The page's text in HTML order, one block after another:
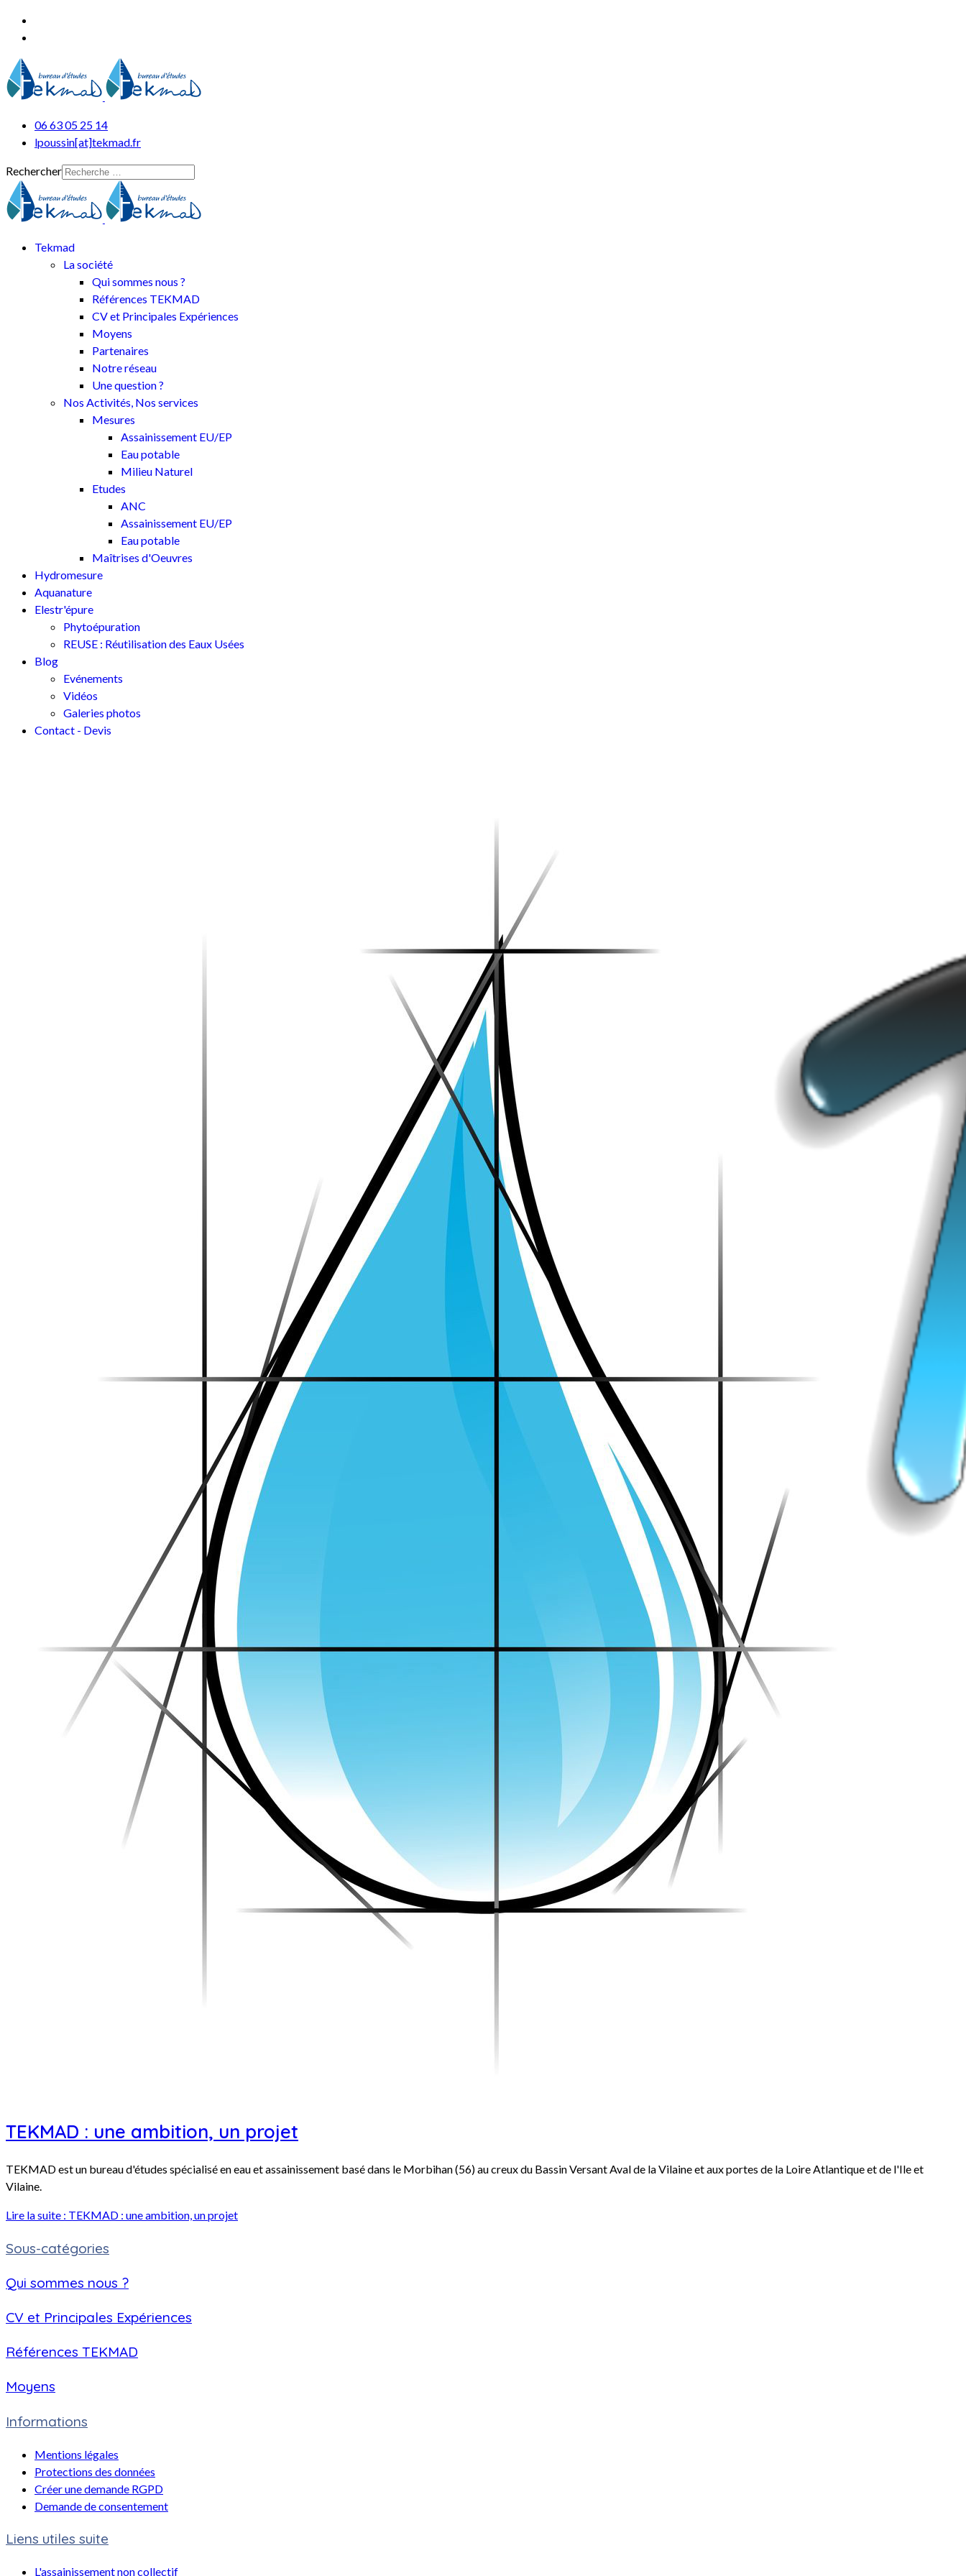
06 63 05 25 14
lpoussin[at]tekmad.fr
Rechercher
Tekmad
La société
Qui sommes nous ?
Références TEKMAD
CV et Principales Expériences
Moyens
Partenaires
Notre réseau
Une question ?
Nos Activités, Nos services
Mesures
Assainissement EU/EP
Eau potable
Milieu Naturel
Etudes
ANC
Assainissement EU/EP
Eau potable
Maîtrises d'Oeuvres
Hydromesure
Aquanature
Elestr'épure
Phytoépuration
REUSE : Réutilisation des Eaux Usées
Blog
Evénements
Vidéos
Galeries photos
Contact - Devis
TEKMAD : une ambition, un projet
TEKMAD est un bureau d'études spécialisé en eau et assainissement basé dans le Morbihan (56) au creux du Bassin Versant Aval de la Vilaine et aux portes de la Loire Atlantique et de l'Ile et
Vilaine.
Lire la suite : TEKMAD : une ambition, un projet
Sous-catégories
Qui sommes nous ?
CV et Principales Expériences
Références TEKMAD
Moyens
Informations
Mentions légales
Protections des données
Créer une demande RGPD
Demande de consentement
Liens utiles suite
L'assainissement non collectif